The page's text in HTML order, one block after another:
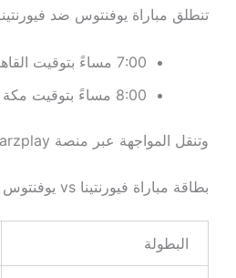
تنطلق مباراة يوفنتوس ضد
7:00 مساءً بتوقيت القاهرة
8:00 مساءً بتوقيت مكة المكرمة
وتنقل المواجهة عبر منصة Starzplay الناقل الحصري للدوري الإيطالي في الوطن العربي.
بطاقة مباراة فيورنتينا vs يوفنتوس
البطولة